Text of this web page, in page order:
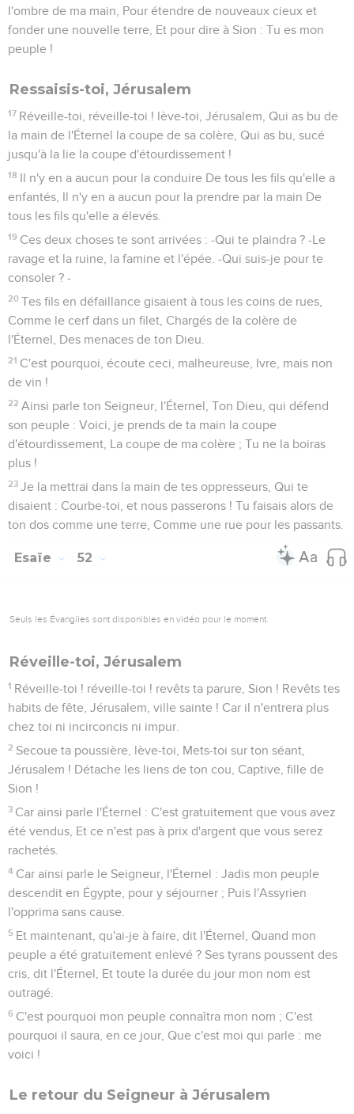
l'ombre de ma main, Pour étendre de nouveaux cieux et
fonder une nouvelle terre, Et pour dire à Sion : Tu es mon
peuple !
Ressaisis-toi, Jérusalem
17 Réveille-toi, réveille-toi ! lève-toi, Jérusalem, Qui as bu de
la main de l'Éternel la coupe de sa colère, Qui as bu, sucé
jusqu'à la lie la coupe d'étourdissement !
18 Il n'y en a aucun pour la conduire De tous les fils qu'elle a
enfantés, Il n'y en a aucun pour la prendre par la main De
tous les fils qu'elle a élevés.
19 Ces deux choses te sont arrivées : -Qui te plaindra ? -Le
ravage et la ruine, la famine et l'épée. -Qui suis-je pour te
consoler ? -
20 Tes fils en défaillance gisaient à tous les coins de rues,
Comme le cerf dans un filet, Chargés de la colère de
l'Éternel, Des menaces de ton Dieu.
21 C'est pourquoi, écoute ceci, malheureuse, Ivre, mais non
de vin !
22 Ainsi parle ton Seigneur, l'Éternel, Ton Dieu, qui défend
son peuple : Voici, je prends de ta main la coupe
d'étourdissement, La coupe de ma colère ; Tu ne la boiras
plus !
23 Je la mettrai dans la main de tes oppresseurs, Qui te
disaient : Courbe-toi, et nous passerons ! Tu faisais alors de
ton dos comme une terre, Comme une rue pour les passants.
Esaïe 52
Seuls les Évangiles sont disponibles en vidéo pour le moment.
Réveille-toi, Jérusalem
1 Réveille-toi ! réveille-toi ! revêts ta parure, Sion ! Revêts tes
habits de fête, Jérusalem, ville sainte ! Car il n'entrera plus
chez toi ni incirconcis ni impur.
2 Secoue ta poussière, lève-toi, Mets-toi sur ton séant,
Jérusalem ! Détache les liens de ton cou, Captive, fille de
Sion !
3 Car ainsi parle l'Éternel : C'est gratuitement que vous avez
été vendus, Et ce n'est pas à prix d'argent que vous serez
rachetés.
4 Car ainsi parle le Seigneur, l'Éternel : Jadis mon peuple
descendit en Égypte, pour y séjourner ; Puis l'Assyrien
l'opprima sans cause.
5 Et maintenant, qu'ai-je à faire, dit l'Éternel, Quand mon
peuple a été gratuitement enlevé ? Ses tyrans poussent des
cris, dit l'Éternel, Et toute la durée du jour mon nom est
outragé.
6 C'est pourquoi mon peuple connaîtra mon nom ; C'est
pourquoi il saura, en ce jour, Que c'est moi qui parle : me
voici !
Le retour du Seigneur à Jérusalem